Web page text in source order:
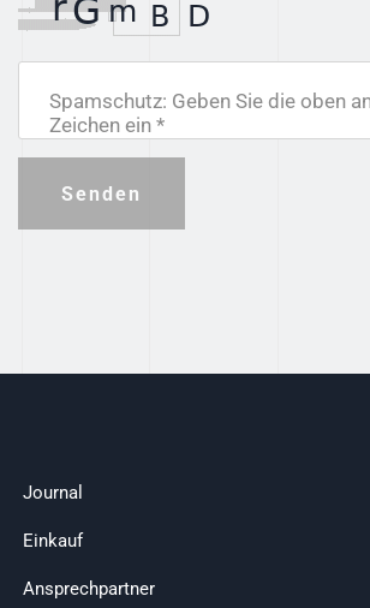
Spamschutz: Geben Sie die oben
Zeichen ein *
Senden
Journal
Einkauf
Ansprechpartner